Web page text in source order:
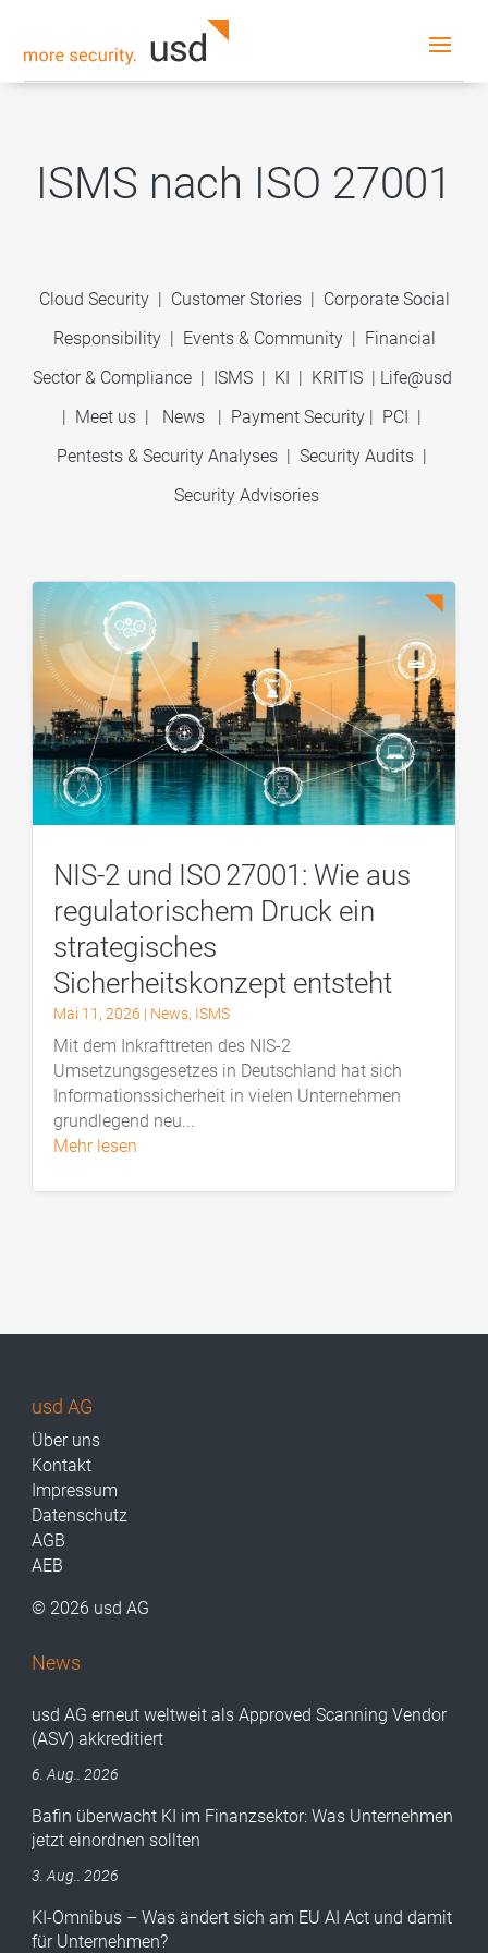
ISMS nach ISO 27001
Cloud Security | Customer Stories| Corporate Social
Responsibility| Events & Community | Financial
Sector & Compliance| ISMS| KI | KRITIS| Life@usd
| Meet us | News | Payment Security | PCI |
Pentests & Security Analyses | Security Audits |
Security Advisories
NIS-2 und ISO 27001: Wie aus
regulatorischem Druck ein
strategisches
Sicherheitskonzept entsteht
Mai 11, 2026 | News, ISMS
Mit dem Inkrafttreten des NIS-2
Umsetzungsgesetzes in Deutschland hat sich
Informationssicherheit in vielen Unternehmen
grundlegend neu...
mehr lesen
usd AG
Über uns
Kontakt
Impressum
Datenschutz
AGB
AEB
© 2026 usd AG
News
usd AG erneut weltweit als Approved Scanning Vendor
(ASV) akkreditiert
6. Aug.. 2026
Bafin überwacht KI im Finanzsektor: Was Unternehmen
jetzt einordnen sollten
3. Aug.. 2026
KI-Omnibus – Was ändert sich am EU AI Act und damit
für Unternehmen?